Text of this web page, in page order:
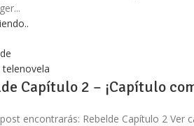
telenovela
Capítulo 2 – ¡Capítulo
encontrarás: Rebelde Capítulo 2